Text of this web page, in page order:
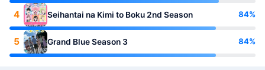
4 Seihantai na Kimi to Boku 2nd Season 84%
5 Grand Blue Season 3 84%